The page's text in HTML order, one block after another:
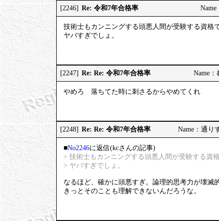
[2246] Re: 令和7年合格率
技術士もカンニングする頭悪人間が受験する資格
ヤバすぎでしょ。
[2247] Re: Re: 令和7年合格率 Name
やめろ 落ちてた時に刺さるからやめてくれ
[2248] Re: Re: 令和7年合格率 Name：通り
■No2246に返信(kcさんの記事)
> 技術士もカンニングする頭悪人間が受験する資
> ヤバすぎでしょ。
なるほど、確かに頭悪すぎ。論理的思考力が壊滅
きっとそのことも理解できないんだろうな。